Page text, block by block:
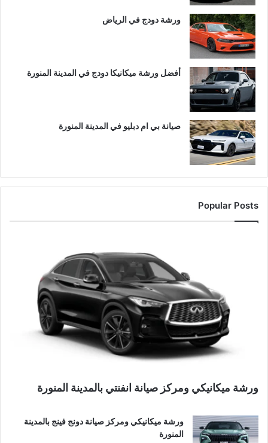
ورشة دودج في الرياض
أفضل ورشة ميكانيكا دودج في المدينة المنورة
صيانة بي ام دبليو في المدينة المنورة
Popular Posts
ورشة ميكانيكي ومركز صيانة انفنتي بالمدينة المنورة
ورشة ميكانيكي ومركز صيانة دونج فينج بالمدينة
المنورة